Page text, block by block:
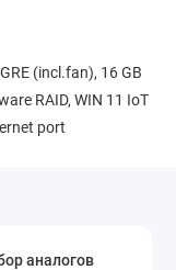
(incl.fan), 16 GB
RAID, WIN 11 IoT
port
аналогов